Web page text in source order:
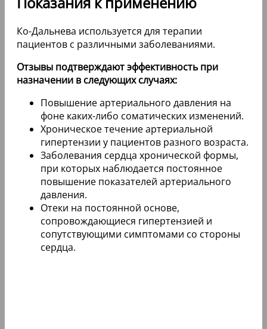
Ко-Дальнева используется для терапии
пациентов с различными заболеваниями.
Отзывы подтверждают эффективность при
назначении в следующих случаях:
Повышение артериального давления на
фоне каких-либо соматических изменений.
Хроническое течение артериальной
гипертензии у пациентов разного возраста.
Заболевания сердца хронической формы,
при которых наблюдается постоянное
повышение показателей артериального
давления.
Отеки на постоянной основе,
сопровождающиеся гипертензией и
сопутствующими симптомами со стороны
сердца.